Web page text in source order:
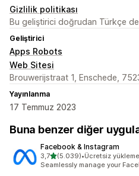
Gizlilik politikası
Bu geliştirici doğrudan Türkçe
Geliştirici
Apps Robots
Web Sitesi
Brouwerijstraat 1, Enschede,
Yayınlanma
17 Temmuz 2023
Buna benzer diğer
Facebook & Instagram
3,75 yıldız üzerinden
(5.039)
toplam 5039 değerlendirme
•Ücretsiz yükleme
Seamlessly manage your